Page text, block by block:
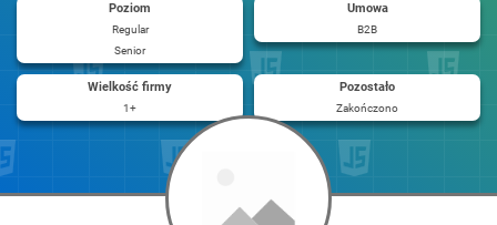
Poziom
Regular
Senior
Umowa
B2B
Wielkość firmy
1+
Pozostało
Zakończono